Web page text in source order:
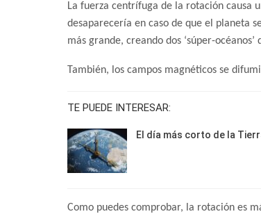
La fuerza centrífuga de la rotación causa
desaparecería en caso de que el planeta
más grande, creando dos ‘súper-
También, los campos magnéticos se
TE PUEDE INTERESAR:
El día más corto de la
Como puedes comprobar, la rotación es